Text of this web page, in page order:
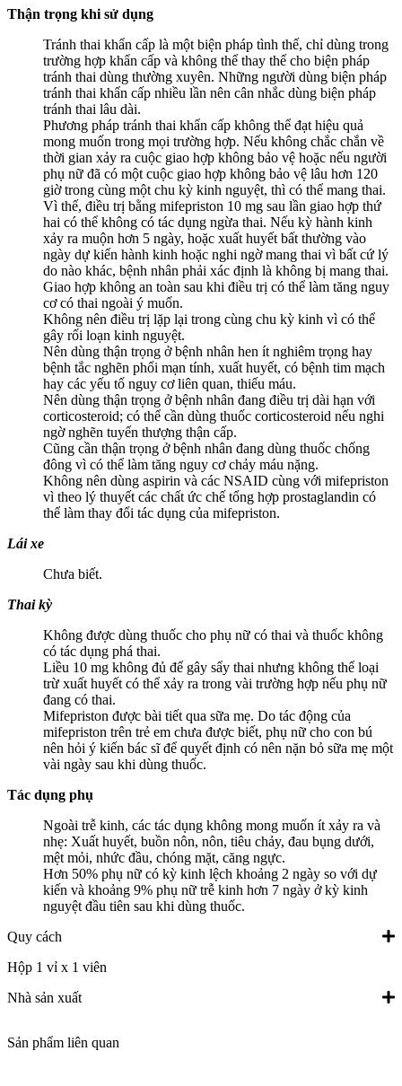
Thận trọng khi sử dụng
Tránh thai khẩn cấp là một biện pháp tình thế, chỉ dùng trong
trường hợp khẩn cấp và không thể thay thế cho biện pháp
tránh thai dùng thường xuyên. Những người dùng biện pháp
tránh thai khẩn cấp nhiều lần nên cân nhắc dùng biện pháp
tránh thai lâu dài.
Phương pháp tránh thai khẩn cấp không thể đạt hiệu quả
mong muốn trong mọi trường hợp. Nếu không chắc chắn về
thời gian xảy ra cuộc giao hợp không bảo vệ hoặc nếu người
phụ nữ đã có một cuộc giao hợp không bảo vệ lâu hơn 120
giờ trong cùng một chu kỳ kinh nguyệt, thì có thể mang thai.
Vì thế, điều trị bằng mifepriston 10 mg sau lần giao hợp thứ
hai có thể không có tác dụng ngừa thai. Nếu kỳ hành kinh
xảy ra muộn hơn 5 ngày, hoặc xuất huyết bất thường vào
ngày dự kiến hành kinh hoặc nghi ngờ mang thai vì bất cứ lý
do nào khác, bệnh nhân phải xác định là không bị mang thai.
Giao hợp không an toàn sau khi điều trị có thể làm tăng nguy
cơ có thai ngoài ý muốn.
Không nên điều trị lặp lại trong cùng chu kỳ kinh vì có thể
gây rối loạn kinh nguyệt.
Nên dùng thận trọng ở bệnh nhân hen ít nghiêm trọng hay
bệnh tắc nghẽn phổi mạn tính, xuất huyết, có bệnh tim mạch
hay các yếu tố nguy cơ liên quan, thiếu máu.
Nên dùng thận trọng ở bệnh nhân đang điều trị dài hạn với
corticosteroid; có thể cần dùng thuốc corticosteroid nếu nghi
ngờ nghẽn tuyến thượng thận cấp.
Cũng cần thận trọng ở bệnh nhân đang dùng thuốc chống
đông vì có thể làm tăng nguy cơ chảy máu nặng.
Không nên dùng aspirin và các NSAID cùng với mifepriston
vì theo lý thuyết các chất ức chế tổng hợp prostaglandin có
thể làm thay đổi tác dụng của mifepriston.
Lái xe
Chưa biết.
Thai kỳ
Không được dùng thuốc cho phụ nữ có thai và thuốc không
có tác dụng phá thai.
Liều 10 mg không đủ để gây sẩy thai nhưng không thể loại
trừ xuất huyết có thể xảy ra trong vài trường hợp nếu phụ nữ
đang có thai.
Mifepriston được bài tiết qua sữa mẹ. Do tác động của
mifepriston trên trẻ em chưa được biết, phụ nữ cho con bú
nên hỏi ý kiến bác sĩ để quyết định có nên nặn bỏ sữa mẹ một
vài ngày sau khi dùng thuốc.
Tác dụng phụ
Ngoài trễ kinh, các tác dụng không mong muốn ít xảy ra và
nhẹ: Xuất huyết, buồn nôn, nôn, tiêu chảy, đau bụng dưới,
mệt mỏi, nhức đầu, chóng mặt, căng ngực.
Hơn 50% phụ nữ có kỳ kinh lệch khoảng 2 ngày so với dự
kiến và khoảng 9% phụ nữ trễ kinh hơn 7 ngày ở kỳ kinh
nguyệt đầu tiên sau khi dùng thuốc.
Quy cách
Hộp 1 vỉ x 1 viên
Nhà sản xuất
Sản phẩm liên quan